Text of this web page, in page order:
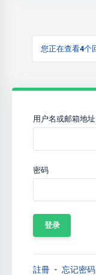
您正在查看4个
用户名或邮箱地址
密码
註冊 忘记密码